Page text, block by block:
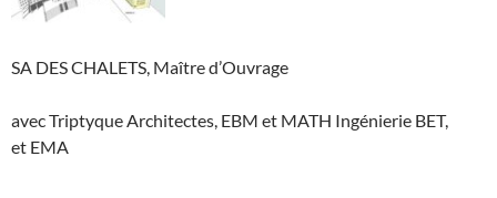
SA DES CHALETS, Maître d’Ouvrage
avec Triptyque Architectes, EBM et MATH Ingénierie BET,
et EMA